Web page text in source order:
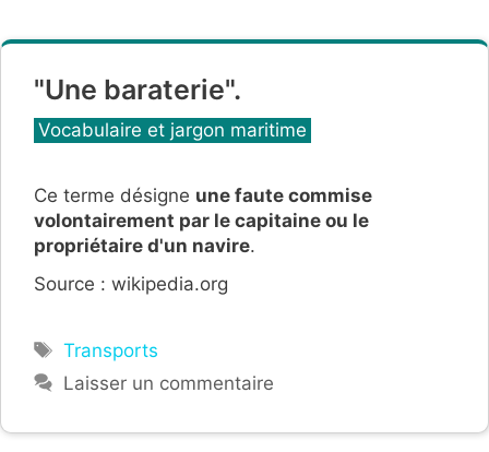
"Une baraterie".
Catégories
Vocabulaire et jargon maritime
Ce terme désigne une faute commise
volontairement par le capitaine ou le
propriétaire d'un navire.
Source : wikipedia.org
Étiquettes
Transports
Laisser un commentaire